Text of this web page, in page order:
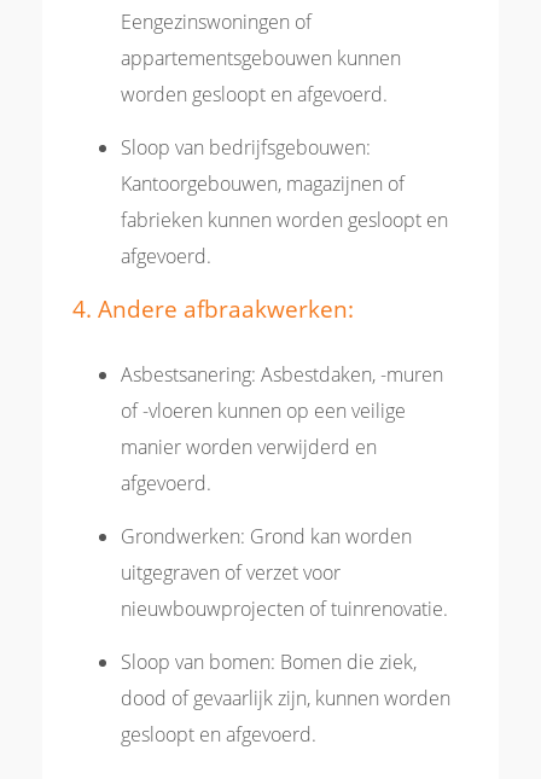
Eengezinswoningen of
appartementsgebouwen kunnen
worden gesloopt en afgevoerd.
Sloop van bedrijfsgebouwen:
Kantoorgebouwen, magazijnen of
fabrieken kunnen worden gesloopt en
afgevoerd.
4. Andere afbraakwerken:
Asbestsanering: Asbestdaken, -muren
of -vloeren kunnen op een veilige
manier worden verwijderd en
afgevoerd.
Grondwerken: Grond kan worden
uitgegraven of verzet voor
nieuwbouwprojecten of tuinrenovatie.
Sloop van bomen: Bomen die ziek,
dood of gevaarlijk zijn, kunnen worden
gesloopt en afgevoerd.